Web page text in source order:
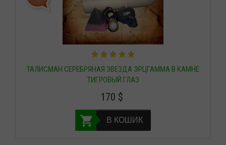
ТАЛИСМАН СЕРЕБРЯНАЯ ЗВЕЗДА ЭРЦГАММА В КАМНЕ
ТИГРОВЫЙ ГЛАЗ
170 $
В КОШИК